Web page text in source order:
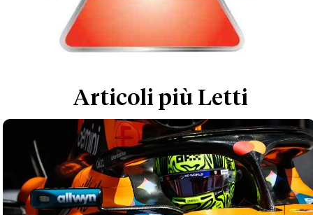
Articoli più Letti